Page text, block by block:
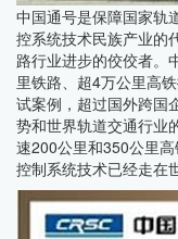
中国通号是保障国家轨
控系统技术民族产业的
路行业进步的佼佼者。
里铁路、超4万公里高
试案例，超过国外跨国
势和世界轨道交通行业
速200公里和350公里
控制系统技术已经走在